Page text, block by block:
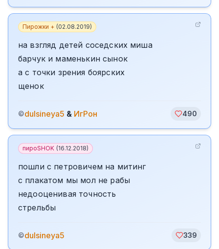
Пирожки + (02.08.2019)
на взгляд детей соседских миша
барчук и маменькин сынок
а с точки зрения боярских
щенок
©dulsineya5 & ИгРон 490
пироSHOK (16.12.2018)
пошли с петровичем на митинг
с плакатом мы мол не рабы
недооценивая точность
стрельбы
©dulsineya5 339